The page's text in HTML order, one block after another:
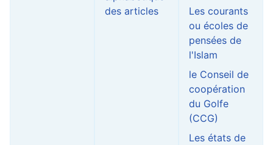
des articles
Les courants
ou écoles de
pensées de
l'Islam
le Conseil de
coopération
du Golfe
(CCG)
Les états de